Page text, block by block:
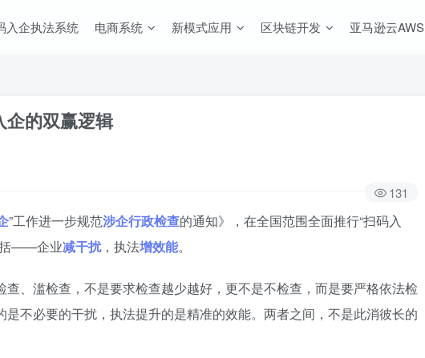
入企执法系统 电商系统 新模式应用 区块链开发 亚马逊云AWS
的双赢逻辑
131
”工作进一步规范涉企行政检查的通知》，在全国范围全面推行“扫码入
括——企业减干扰，执法增效能。
、滥检查，不是要求检查越少越好，更不是不检查，而是要严格依法检
不必要的干扰，执法提升的是精准的效能。两者之间，不是此消彼长的